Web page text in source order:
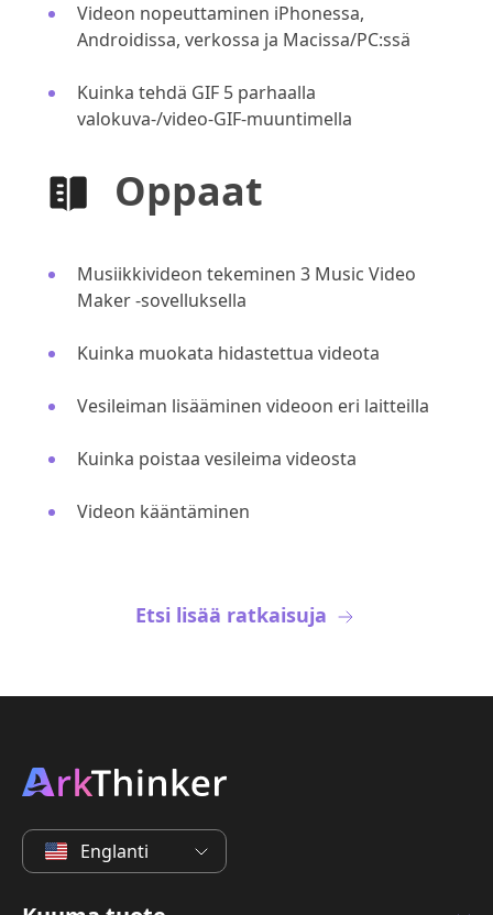
Videon nopeuttaminen iPhonessa,
Androidissa, verkossa ja Macissa/PC:ssä
Kuinka tehdä GIF 5 parhaalla
valokuva-/video-GIF-muuntimella
Oppaat
Musiikkivideon tekeminen 3 Music Video
Maker -sovelluksella
Kuinka muokata hidastettua videota
Vesileiman lisääminen videoon eri laitteilla
Kuinka poistaa vesileima videosta
Videon kääntäminen
Etsi lisää ratkaisuja
Englanti